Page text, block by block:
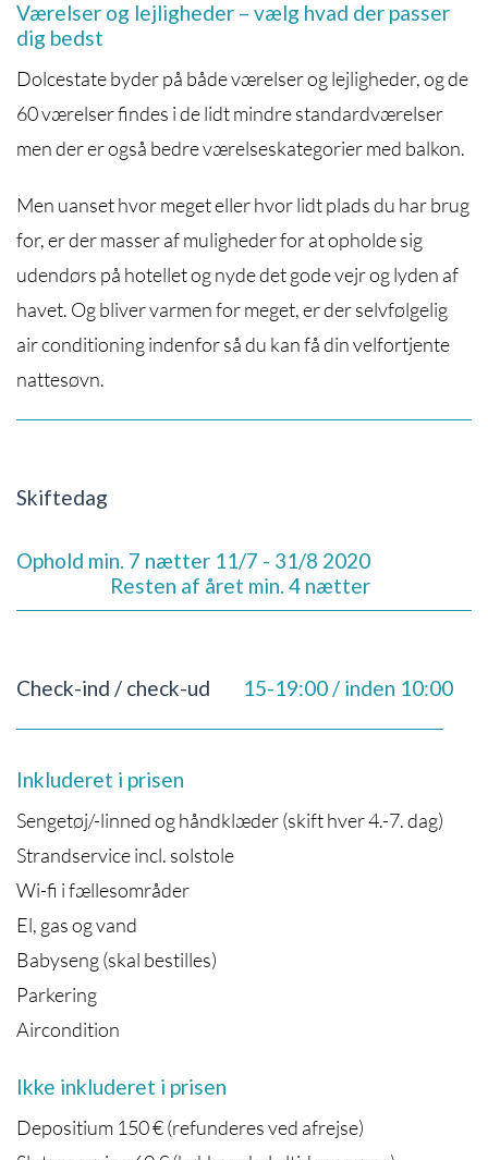
Værelser og lejligheder – vælg hvad der passer
dig bedst
Dolcestate byder på både værelser og lejligheder, og de
60 værelser findes i de lidt mindre standardværelser
men der er også bedre værelseskategorier med balkon.
Men uanset hvor meget eller hvor lidt plads du har brug
for, er der masser af muligheder for at opholde sig
udendørs på hotellet og nyde det gode vejr og lyden af
havet. Og bliver varmen for meget, er der selvfølgelig
air conditioning indenfor så du kan få din velfortjente
nattesøvn.
Skiftedag
Ophold min. 7 nætter 11/7 - 31/8 2020
Resten af året min. 4 nætter
Check-ind / check-ud 15-19:00 / inden 10:00
Inkluderet i prisen
Sengetøj/-linned og håndklæder (skift hver 4.-7. dag)
Strandservice incl. solstole
Wi-fi i fællesområder
El, gas og vand
Babyseng (skal bestilles)
Parkering
Aircondition
Ikke inkluderet i prisen
Depositium 150 € (refunderes ved afrejse)